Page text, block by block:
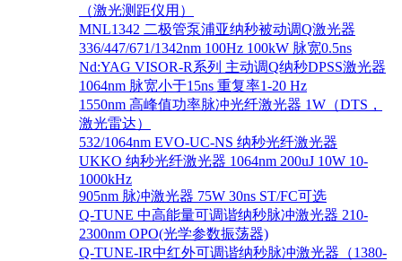
（激光测距仪用）
MNL1342 二极管泵浦亚纳秒被动调Q激光器
336/447/671/1342nm 100Hz 100kW 脉宽0.5ns
Nd:YAG VISOR-R系列 主动调Q纳秒DPSS激光器
1064nm 脉宽小于15ns 重复率1-20 Hz
1550nm 高峰值功率脉冲光纤激光器 1W（DTS，
激光雷达）
532/1064nm EVO-UC-NS 纳秒光纤激光器
UKKO 纳秒光纤激光器 1064nm 200uJ 10W 10-
1000kHz
905nm 脉冲激光器 75W 30ns ST/FC可选
Q-TUNE 中高能量可调谐纳秒脉冲激光器 210-
2300nm OPO(光学参数振荡器)
Q-TUNE-IR中红外可调谐纳秒脉冲激光器（1380-